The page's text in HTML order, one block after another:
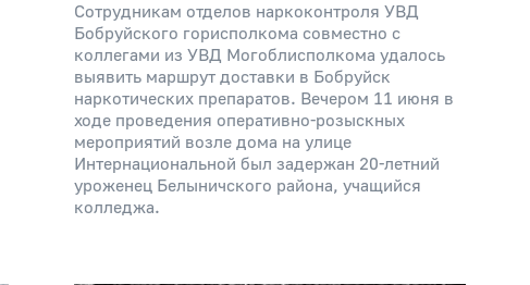
Сотрудникам отделов наркоконтроля УВД
Бобруйского горисполкома совместно с
коллегами из УВД Могоблисполкома удалось
выявить маршрут доставки в Бобруйск
наркотических препаратов. Вечером 11 июня в
ходе проведения оперативно-розыскных
мероприятий возле дома на улице
Интернациональной был задержан 20-летний
уроженец Белыничского района, учащийся
колледжа.